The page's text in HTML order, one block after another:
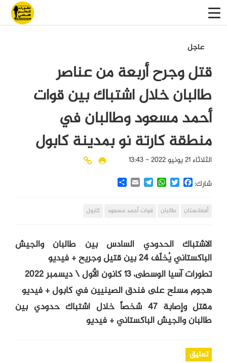
عاجل
قتل وجرح أربعة من عناصر
طالبان خلال اشتباك بين قوات
أحمد مسعود وطالبان في
منطقة كارتة نو بمدينة كابول
الثلاثاء 21 يونيو 2022 - 13:43
شارك:
Facebook
Twitter
WhatsApp
Telegram
Email
Share
أفغانستان طالبان قوات أحمد مسعود كابول
الاشتباك الحدودي السادس بين طالبان والجيش
الباكستاني يُخلّف 24 بين قتيل وجريح + فيديو
تطورات آسيا الوسطى، 13 كانون الأول \ ديسمبر 2022
هجوم مسلح على فندق الصينيين في كابول + فيديو
مقتل وإصابة 47 شخصاً خلال اشتباك حدودي بين
طالبان والجيش الباكستاني + فيديو
تعليق